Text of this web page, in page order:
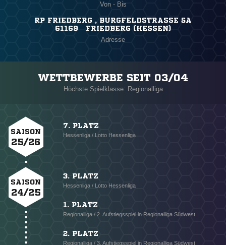
Von - Bis
RP FRIEDBERG , BURGFELDSTRASSE 5A
61169 FRIEDBERG (HESSEN)
Adresse
WETTBEWERBE SEIT 03/04
Höchste Spielklasse: Regionalliga
SAISON
25/26
7. PLATZ
Hessenliga / Lotto Hessenliga
SAISON
24/25
3. PLATZ
Hessenliga / Lotto Hessenliga
1. PLATZ
Regionalliga / 2. Aufstiegsspiel in Regionalliga Südwest
2. PLATZ
Regionalliga / 3. Aufstiegsspiel in Regionalliga Südwest